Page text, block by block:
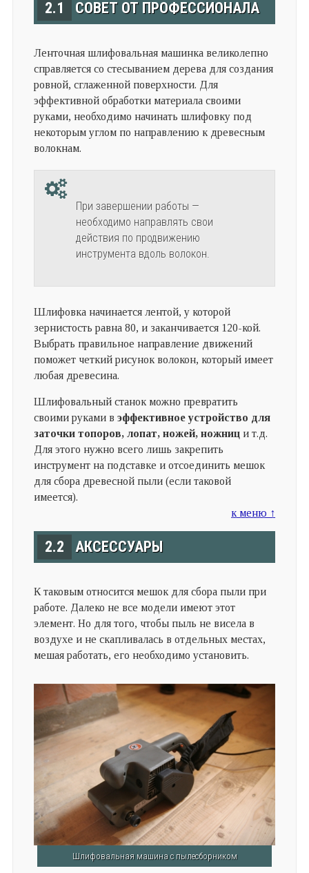
2.1 СОВЕТ ОТ ПРОФЕССИОНАЛА
Ленточная шлифовальная машинка великолепно
справляется со стесыванием дерева для создания
ровной, сглаженной поверхности. Для
эффективной обработки материала своими
руками, необходимо начинать шлифовку под
некоторым углом по направлению к древесным
волокнам.
При завершении работы —
необходимо направлять свои
действия по продвижению
инструмента вдоль волокон.
Шлифовка начинается лентой, у которой
зернистость равна 80, и заканчивается 120-кой.
Выбрать правильное направление движений
поможет четкий рисунок волокон, который имеет
любая древесина.
Шлифовальный станок можно превратить
своими руками в эффективное устройство для
заточки топоров, лопат, ножей, ножници т.д.
Для этого нужно всего лишь закрепить
инструмент на подставке и отсоединить мешок
для сбора древесной пыли (если таковой
имеется).
к меню ↑
2.2 АКСЕССУАРЫ
К таковым относится мешок для сбора пыли при
работе. Далеко не все модели имеют этот
элемент. Но для того, чтобы пыль не висела в
воздухе и не скапливалась в отдельных местах,
мешая работать, его необходимо установить.
Шлифовальная машина с пылесборником